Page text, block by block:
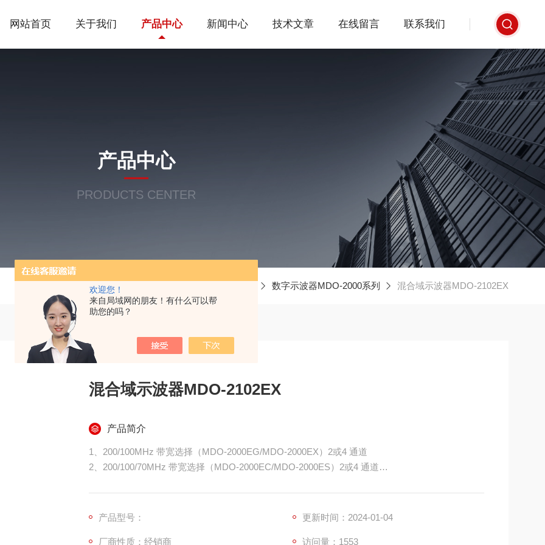
欢迎您！
来自局域网的朋友！有什么可以帮
助您的吗？
网站首页 关于我们 产品中心 新闻中心 技术文章 在线留言 联系我们
产品中心
PRODUCTS CENTER
当前位置： 数字示波器MDO-2000系列 混合域示波器MDO-2102EX
混合域示波器MDO-2102EX
产品简介
1、200/100MHz 带宽选择（MDO-2000EG/MDO-2000EX）2或4 通道
2、200/100/70MHz 带宽选择（MDO-2000EC/MDO-2000ES）2或4 通道
5、每通道10M 存储深度和VPO波形显示技术
产品型号： 更新时间：2024-01-04
厂商性质：经销商 访问量：1553